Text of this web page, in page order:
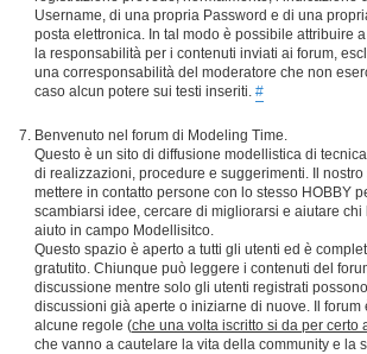
Username, di una propria Password e di una
posta elettronica. In tal modo è possibile attribuire
la responsabilità per i contenuti inviati ai forum,
una corresponsabilità del moderatore che non
caso alcun potere sui testi inseriti. #
Benvenuto nel forum di Modeling Time.
Questo è un sito di diffusione modellistica di
di realizzazioni, procedure e suggerimenti. Il nostro
mettere in contatto persone con lo stesso HOBBY
scambiarsi idee, cercare di migliorarsi e aiutare chi
aiuto in campo Modellisitco.
Questo spazio è aperto a tutti gli utenti ed è
gratutito. Chiunque può leggere i contenuti del
discussione mentre solo gli utenti registrati
discussioni già aperte o iniziarne di nuove. Il forum
alcune regole (che una volta iscritto si da per certo
che vanno a cautelare la vita della community e la